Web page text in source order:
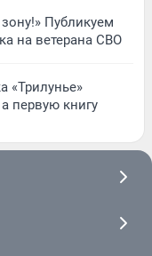
Публикуем
на ветерана СВО
«Трилунье»
первую книгу